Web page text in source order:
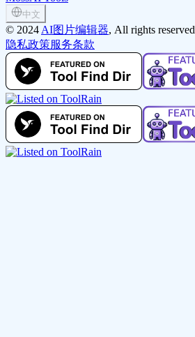
中文
© 2024 AI图片编辑器, All rights reserved
隐私政策服务条款